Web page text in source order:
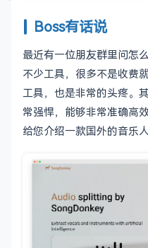
Boss有话说
最近有一位朋友群里问怎
不少工具，很多不是收费
工具，也是非常的头疼。
常强悍，能够非常准确高
给您介绍一款国外的音乐